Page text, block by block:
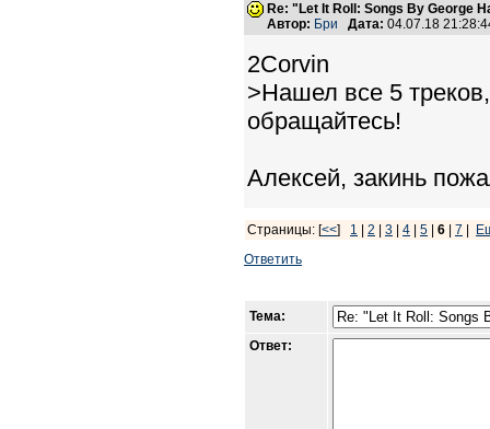
Re: "Let It Roll: Songs By George
Автор: Бри Дата: 04.07.18
2Corvin
>Нашел все 5
обращайтесь!
Алексей, закинь
Страницы: [<<] 1 2 3 4 5 6 7
Ответить
Тема:
Ответ: